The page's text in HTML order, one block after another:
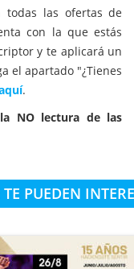
todas las ofertas de
con la que estás
y te aplicará un
el apartado "¿Tienes
.
NO lectura de las
PUEDEN